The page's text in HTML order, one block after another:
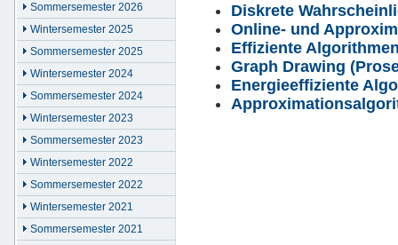
Sommersemester 2026
Wintersemester 2025
Sommersemester 2025
Wintersemester 2024
Sommersemester 2024
Wintersemester 2023
Sommersemester 2023
Wintersemester 2022
Sommersemester 2022
Wintersemester 2021
Sommersemester 2021
Diskrete
Online- und
Effiziente
Graph Drawing
Energieeffiziente